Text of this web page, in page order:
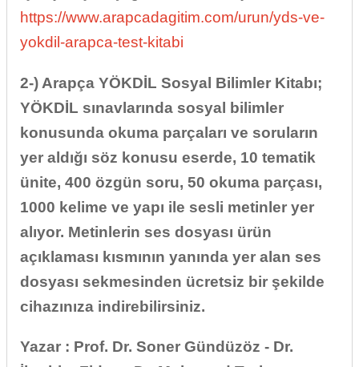
https://www.arapcadagitim.com/urun/yds-ve-
yokdil-arapca-test-kitabi
2-) Arapça YÖKDİL Sosyal Bilimler Kitabı;
YÖKDİL sınavlarında sosyal bilimler
konusunda okuma parçaları ve soruların
yer aldığı söz konusu eserde, 10 tematik
ünite, 400 özgün soru, 50 okuma parçası,
1000 kelime ve yapı ile sesli metinler yer
alıyor. Metinlerin ses dosyası ürün
açıklaması kısmının yanında yer alan ses
dosyası sekmesinden ücretsiz bir şekilde
cihazınıza indirebilirsiniz.
Yazar : Prof. Dr. Soner Gündüzöz - Dr.